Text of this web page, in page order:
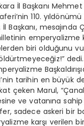
İl Başkanı Mehmet
110. yıldönümü
Başkanı, mesajında
emperyalizme
biri olduğunu
tarihin en büyük
çeken Marul,
ve vatanına sahip
sadece askeri bir
karşı verilen bir